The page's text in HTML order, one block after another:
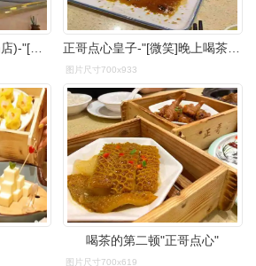
图片尺寸700x933
喝茶的第二顿"正哥点心"
图片尺寸700x619